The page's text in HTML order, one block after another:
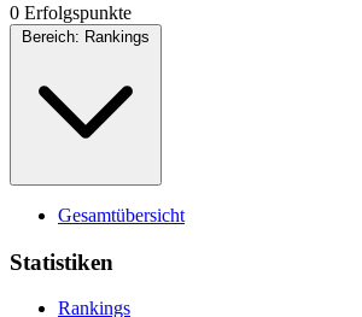
0 Erfolgspunkte
Bereich: Rankings
Gesamtübersicht
Statistiken
Rankings